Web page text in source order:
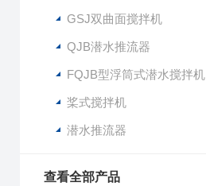
GSJ双曲面搅拌机
QJB潜水推流器
FQJB型浮筒式潜水搅拌机
桨式搅拌机
潜水推流器
查看全部产品